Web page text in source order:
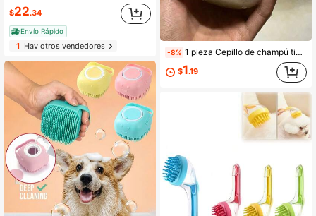
$22.34
Envío Rápido
1Hay otros vendedores
-8% 1 pieza Cepillo de champú tipo presión, masajeador de cuero cabelludo con dispensador de champú, cerdas de silicona suave, herramienta de cuidado del cabello para baño y ducha, cepillo para mascotas, adecuado para bañar perros, producto de belleza, regalo de Halloween/Navidad
$1.19